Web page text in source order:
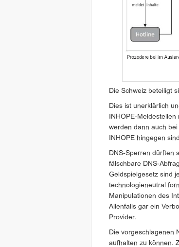
Die Schweiz beteiligt
Dies ist unerklärlich
INHOPE-
werden dann auch
INHOPE hingegen
DNS-Sperren dürften
fälschbare DNS-
Geldspielgesetz sind
technologieneutral
Manipulationen des
Allenfalls gar ein
Provider.
Die vorgeschlagenen
aufhalten zu können.